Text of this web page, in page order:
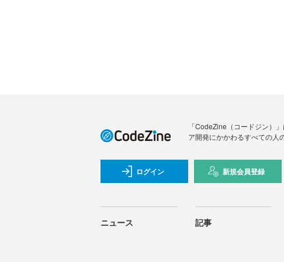
「CodeZine（コードジン）
ア開発にかかわるすべての人
ログイン 新規会員登録
ニュース 記事